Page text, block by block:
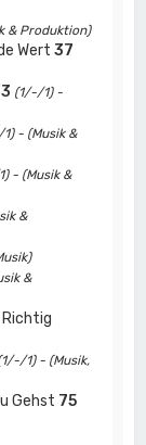
& Produktion)
Wert37
(1/-/1) -
- (Musik &
- (Musik &
&
&
Richtig
1) - (Musik,
Gehst 75